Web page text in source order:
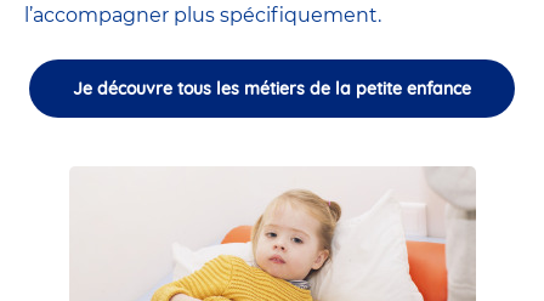
l’accompagner plus spécifiquement.
Je découvre tous les métiers de la petite enfance